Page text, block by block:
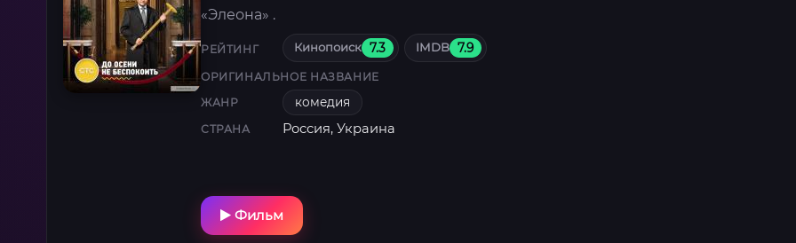
«Элеона» .
РЕЙТИНГ Кинопоиск 7.3 IMDB 7.9
ОРИГИНАЛЬНОЕ НАЗВАНИЕ
ЖАНР
комедия
СТРАНА Россия, Украина
Фильм